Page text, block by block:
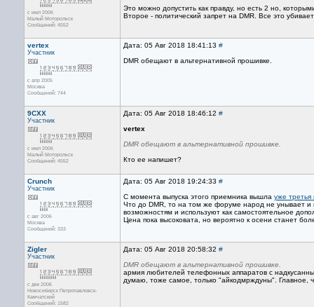
с июл 2006
Малый Моторольск
Сообщений: 4552
Это можно допустить как правду, но есть 2 но,
Второе - политический запрет на DMR. Все это
vertex
Участник
с апр 2005
Москва
Сообщений: 744
Дата: 05 Авг 2018 18:41:13 #
DMR обещают в альтернативной прошивке.
9CXX
Участник
с июл 2006
Малый Моторольск
Сообщений: 4552
Дата: 05 Авг 2018 18:46:12 #
vertex
DMR обещают в альтернативной прошивке.
Кто ее напишет?
Crunch
Участник
с авг 2006
Москва
Сообщений: 333
Дата: 05 Авг 2018 19:24:33 #
С момента выпуска этого приемника вышла уже третья
Что до DMR, то на том же форуме народ не унывает
возможностям и используют как самостоятельное
Цена пока высоковата, но вероятно к осени станет
Zigler
Участник
с дек 2006
Новосибирск Петропавловск-
Камчатский
Сообщений: 1582
Дата: 05 Авг 2018 20:58:32 #
DMR обещают в альтернативной прошивке.
армия любителей телефонных аппаратов с
думаю, тоже самое, только "айкодмрждуны". Главное,